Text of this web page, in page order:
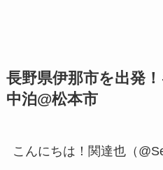
長野県伊那市を出発
中泊@松本市
こんにちは！関達也（